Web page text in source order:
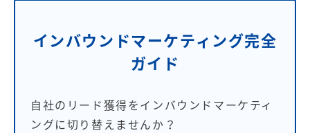
インバウンドマーケティング完全
ガイド
自社のリード獲得をインバウンドマーケティ
ングに切り替えませんか？